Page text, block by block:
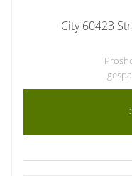
City 60423